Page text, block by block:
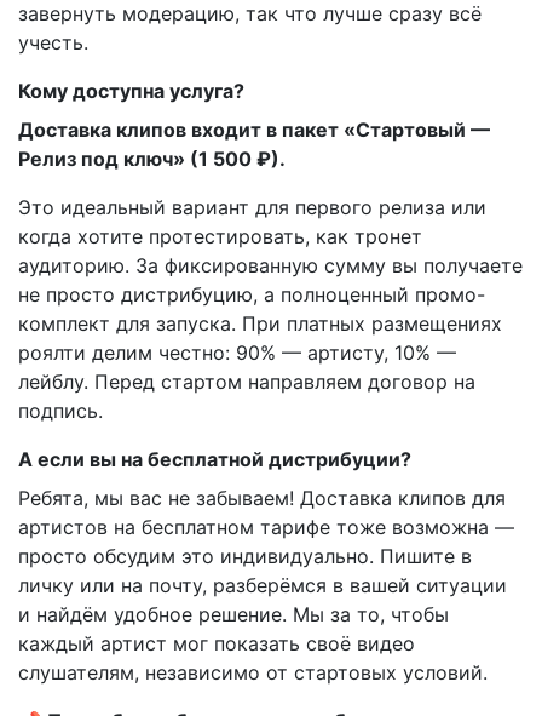
завернуть модерацию, так что лучше сразу всё
учесть.
Кому доступна услуга?
Доставка клипов входит в пакет «Стартовый —
Релиз под ключ» (1 500 ₽).
Это идеальный вариант для первого релиза или
когда хотите протестировать, как тронет
аудиторию. За фиксированную сумму вы получаете
не просто дистрибуцию, а полноценный промо-
комплект для запуска. При платных размещениях
роялти делим честно: 90% — артисту, 10% —
лейблу. Перед стартом направляем договор на
подпись.
А если вы на бесплатной дистрибуции?
Ребята, мы вас не забываем! Доставка клипов для
артистов на бесплатном тарифе тоже возможна —
просто обсудим это индивидуально. Пишите в
личку или на почту, разберёмся в вашей ситуации
и найдём удобное решение. Мы за то, чтобы
каждый артист мог показать своё видео
слушателям, независимо от стартовых условий.